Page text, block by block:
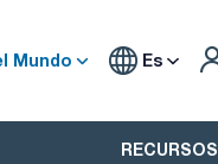
Mundo Es
RECURSOS